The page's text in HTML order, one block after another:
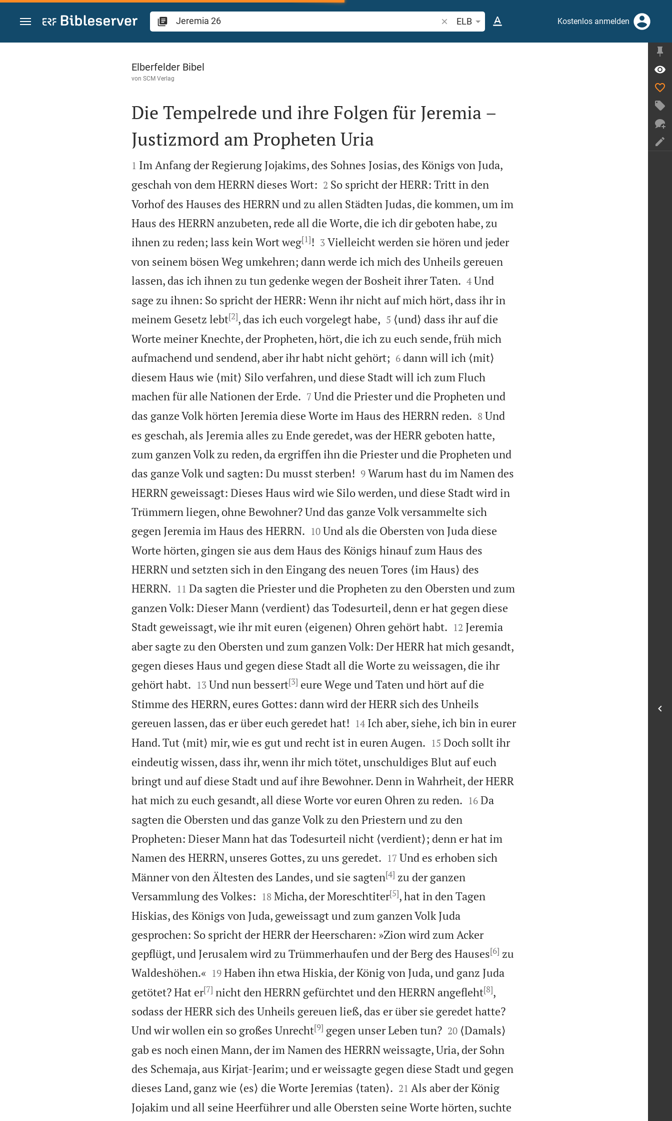
Zum Inhalt springen
Bibelstelle oder Begriff suchen
ELB Kostenlos anmelden
Jeremia 26
Elberfelder Bibel
von SCM Verlag

Die Tempelrede und ihre Folgen für Jeremia –
Justizmord am Propheten Uria

1 Im Anfang der Regierung Jojakims, des Sohnes Josias, des Königs von Juda,
geschah von dem HERRN dieses Wort:
2 So spricht der HERR: Tritt in den
Vorhof des Hauses des HERRN und zu allen Städten Judas, die kommen, um im
Haus des HERRN anzubeten, rede all die Worte, die ich dir geboten habe, zu
ihnen zu reden; lass kein Wort weg[1]!
3 Vielleicht werden sie hören und jeder
von seinem bösen Weg umkehren; dann werde ich mich des Unheils gereuen
lassen, das ich ihnen zu tun gedenke wegen der Bosheit ihrer Taten.
4 Und
sage zu ihnen: So spricht der HERR: Wenn ihr nicht auf mich hört, dass ihr in
meinem Gesetz lebt[2], das ich euch vorgelegt habe,
5 ⟨und⟩ dass ihr auf die
Worte meiner Knechte, der Propheten, hört, die ich zu euch sende, früh mich
aufmachend und sendend, aber ihr habt nicht gehört;
6 dann will ich ⟨mit⟩
diesem Haus wie ⟨mit⟩ Silo verfahren, und diese Stadt will ich zum Fluch
machen für alle Nationen der Erde.
7 Und die Priester und die Propheten und
das ganze Volk hörten Jeremia diese Worte im Haus des HERRN reden.
8 Und
es geschah, als Jeremia alles zu Ende geredet, was der HERR geboten hatte,
zum ganzen Volk zu reden, da ergriffen ihn die Priester und die Propheten und
das ganze Volk und sagten: Du musst sterben!
9 Warum hast du im Namen des
HERRN geweissagt: Dieses Haus wird wie Silo werden, und diese Stadt wird in
Trümmern liegen, ohne Bewohner? Und das ganze Volk versammelte sich
gegen Jeremia im Haus des HERRN.
10 Und als die Obersten von Juda diese
Worte hörten, gingen sie aus dem Haus des Königs hinauf zum Haus des
HERRN und setzten sich in den Eingang des neuen Tores ⟨im Haus⟩ des
HERRN.
11 Da sagten die Priester und die Propheten zu den Obersten und zum
ganzen Volk: Dieser Mann ⟨verdient⟩ das Todesurteil, denn er hat gegen diese
Stadt geweissagt, wie ihr mit euren ⟨eigenen⟩ Ohren gehört habt.
12 Jeremia
aber sagte zu den Obersten und zum ganzen Volk: Der HERR hat mich gesandt,
gegen dieses Haus und gegen diese Stadt all die Worte zu weissagen, die ihr
gehört habt.
13 Und nun bessert[3] eure Wege und Taten und hört auf die
Stimme des HERRN, eures Gottes: dann wird der HERR sich des Unheils
gereuen lassen, das er über euch geredet hat!
14 Ich aber, siehe, ich bin in eurer
Hand. Tut ⟨mit⟩ mir, wie es gut und recht ist in euren Augen.
15 Doch sollt ihr
eindeutig wissen, dass ihr, wenn ihr mich tötet, unschuldiges Blut auf euch
bringt und auf diese Stadt und auf ihre Bewohner. Denn in Wahrheit, der HERR
hat mich zu euch gesandt, all diese Worte vor euren Ohren zu reden.
16 Da
sagten die Obersten und das ganze Volk zu den Priestern und zu den
Propheten: Dieser Mann hat das Todesurteil nicht ⟨verdient⟩; denn er hat im
Namen des HERRN, unseres Gottes, zu uns geredet.
17 Und es erhoben sich
Männer von den Ältesten des Landes, und sie sagten[4] zu der ganzen
Versammlung des Volkes:
18 Micha, der Moreschtiter[5], hat in den Tagen
Hiskias, des Königs von Juda, geweissagt und zum ganzen Volk Juda
gesprochen: So spricht der HERR der Heerscharen: »Zion wird zum Acker
gepflügt, und Jerusalem wird zu Trümmerhaufen und der Berg des Hauses[6] zu
Waldeshöhen.«
19 Haben ihn etwa Hiskia, der König von Juda, und ganz Juda
getötet? Hat er[7] nicht den HERRN gefürchtet und den HERRN angefleht[8],
sodass der HERR sich des Unheils gereuen ließ, das er über sie geredet hatte?
Und wir wollen ein so großes Unrecht[9] gegen unser Leben tun?
20 ⟨Damals⟩
gab es noch einen Mann, der im Namen des HERRN weissagte, Uria, der Sohn
des Schemaja, aus Kirjat-Jearim; und er weissagte gegen diese Stadt und gegen
dieses Land, ganz wie ⟨es⟩ die Worte Jeremias ⟨taten⟩.
21 Als aber der König
Jojakim und all seine Heerführer und alle Obersten seine Worte hörten, suchte